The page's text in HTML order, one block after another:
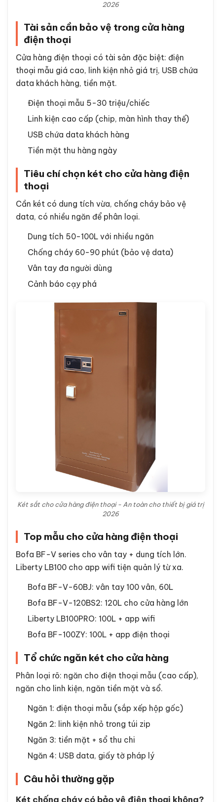
2026
Tài sản cần bảo vệ trong cửa hàng
điện thoại
Cửa hàng điện thoại có tài sản đặc biệt: điện
thoại mẫu giá cao, linh kiện nhỏ giá trị, USB chứa
data khách hàng, tiền mặt.
Điện thoại mẫu 5-30 triệu/chiếc
Linh kiện cao cấp (chip, màn hình thay thế)
USB chứa data khách hàng
Tiền mặt thu hàng ngày
Tiêu chí chọn két cho cửa hàng điện
thoại
Cần két có dung tích vừa, chống cháy bảo vệ
data, có nhiều ngăn để phân loại.
Dung tích 50-100L với nhiều ngăn
Chống cháy 60-90 phút (bảo vệ data)
Vân tay đa người dùng
Cảnh báo cạy phá
Két sắt cho cửa hàng điện thoại - An toàn cho thiết bị giá trị
2026
Top mẫu cho cửa hàng điện thoại
Bofa BF-V series cho vân tay + dung tích lớn.
Liberty LB100 cho app wifi tiện quản lý từ xa.
Bofa BF-V-60BJ: vân tay 100 vân, 60L
Bofa BF-V-120BS2: 120L cho cửa hàng lớn
Liberty LB100PRO: 100L + app wifi
Bofa BF-100ZY: 100L + app điện thoại
Tổ chức ngăn két cho cửa hàng
Phân loại rõ: ngăn cho điện thoại mẫu (cao cấp),
ngăn cho linh kiện, ngăn tiền mặt và sổ.
Ngăn 1: điện thoại mẫu (sắp xếp hộp gốc)
Ngăn 2: linh kiện nhỏ trong túi zip
Ngăn 3: tiền mặt + sổ thu chi
Ngăn 4: USB data, giấy tờ pháp lý
Câu hỏi thường gặp
Két chống cháy có bảo vệ điện thoại không?